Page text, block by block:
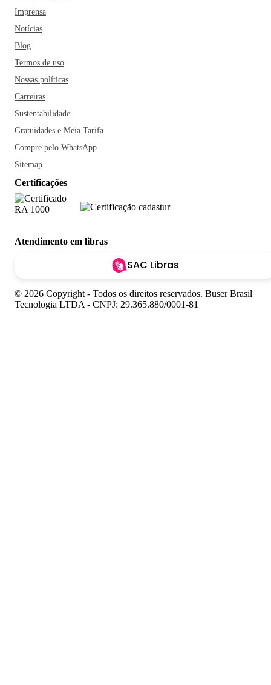
Imprensa
Notícias
Blog
Termos de uso
Nossas políticas
Carreiras
Sustentabilidade
Gratuidades e Meia Tarifa
Compre pelo WhatsApp
Sitemap
Certificações
Atendimento em libras
SAC Libras
© 2026 Copyright - Todos os direitos reservados. Buser Brasil
Tecnologia LTDA - CNPJ: 29.365.880/0001-81